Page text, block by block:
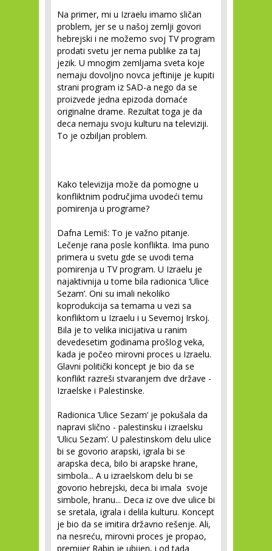
Na primer, mi u Izraelu imamo sličan
problem, jer se u našoj zemlji govori
hebrejski i ne možemo svoj TV program
prodati svetu jer nema publike za taj
jezik. U mnogim zemljama sveta koje
nemaju dovoljno novca jeftinije je kupiti
strani program iz SAD-a nego da se
proizvede jedna epizoda domaće
originalne drame. Rezultat toga je da
deca nemaju svoju kulturu na televiziji.
To je ozbiljan problem.
Kako televizija može da pomogne u
konfliktnim područjima uvodeći temu
pomirenja u programe?
Dafna Lemiš: To je važno pitanje.
Lečenje rana posle konflikta. Ima puno
primera u svetu gde se uvodi tema
pomirenja u TV program. U Izraelu je
najaktivnija u tome bila radionica ‘Ulice
Sezam’. Oni su imali nekoliko
koprodukcija sa temama u vezi sa
konfliktom u Izraelu i u Severnoj Irskoj.
Bila je to velika inicijativa u ranim
devedesetim godinama prošlog veka,
kada je počeo mirovni proces u Izraelu.
Glavni politički koncept je bio da se
konflikt razreši stvaranjem dve države -
Izraelske i Palestinske.
Radionica ’Ulice Sezam’ je pokušala da
napravi slično - palestinsku i izraelsku
’Ulicu Sezam’. U palestinskom delu ulice
bi se govorio arapski, igrala bi se
arapska deca, bilo bi arapske hrane,
simbola... A u izraelskom delu bi se
govorio hebrejski, deca bi imala svoje
simbole, hranu... Deca iz ove dve ulice bi
se sretala, igrala i delila kulturu. Koncept
je bio da se imitira državno rešenje. Ali,
na nesreću, mirovni proces je propao,
premijer Rabin je ubijen, i od tada